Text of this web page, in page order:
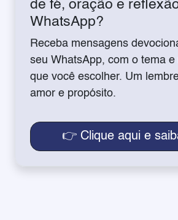
de fé, oração e
WhatsApp?
Receba mensagens
seu WhatsApp, com o tema e
que você escolher. Um
amor e propósito.
👉 Clique aqui e